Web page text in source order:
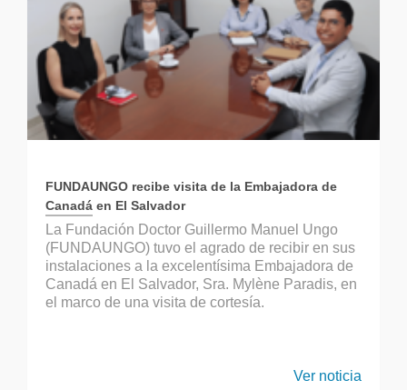
FUNDAUNGO recibe visita de la Embajadora de
Canadá en El Salvador
La Fundación Doctor Guillermo Manuel Ungo
(FUNDAUNGO) tuvo el agrado de recibir en sus
instalaciones a la excelentísima Embajadora de
Canadá en El Salvador, Sra. Mylène Paradis, en
el marco de una visita de cortesía.
Ver noticia